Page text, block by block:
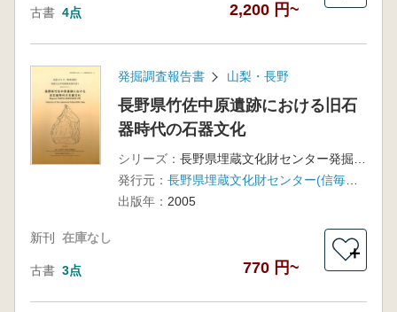
古書 4点 2,200 円~
発掘調査報告書 山梨・長野
長野県竹佐中原遺跡における旧石
器時代の石器文化
シリーズ：
発行元：
長野県埋蔵文化財センター(信毎書籍出版センター)
出版年： 2005
新刊 在庫なし
古書 3点 770 円~
＋